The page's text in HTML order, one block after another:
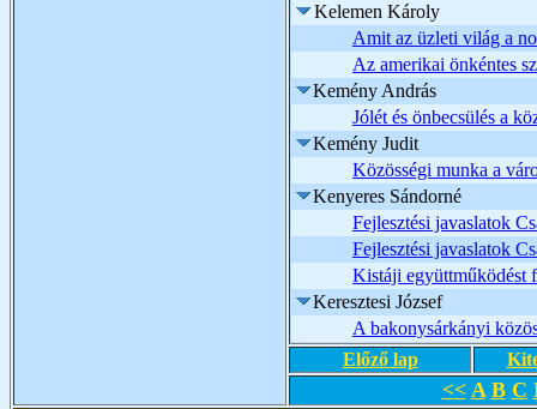
Kelemen Károly
Amit az üzleti világ a
Az amerikai önkéntes
Kemény András
Jólét és önbecsülés a
Kemény Judit
Közösségi munka a
Kenyeres Sándorné
Fejlesztési javaslatok
Fejlesztési javaslatok
Kistáji együttműködést
Keresztesi József
A bakonysárkányi
Előző lap
<< A B C